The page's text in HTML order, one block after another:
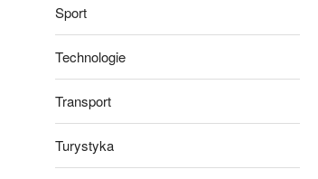
Sport
Technologie
Transport
Turystyka